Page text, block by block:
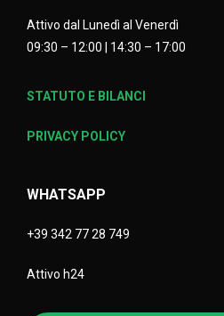
Attivo dal Lunedì al Venerdì
09:30 – 12:00 | 14:30 – 17:00
STATUTO E BILANCI
PRIVACY POLICY
WHATSAPP
+39 342 77 28 749
Attivo h24